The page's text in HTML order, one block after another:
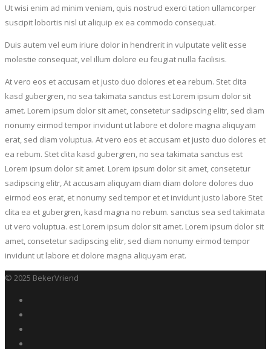
Ut wisi enim ad minim veniam, quis nostrud exerci tation ullamcorper
suscipit lobortis nisl ut aliquip ex ea commodo consequat.
Duis autem vel eum iriure dolor in hendrerit in vulputate velit esse
molestie consequat, vel illum dolore eu feugiat nulla facilisis.
At vero eos et accusam et justo duo dolores et ea rebum. Stet clita
kasd gubergren, no sea takimata sanctus est Lorem ipsum dolor sit
amet. Lorem ipsum dolor sit amet, consetetur sadipscing elitr, sed diam
nonumy eirmod tempor invidunt ut labore et dolore magna aliquyam
erat, sed diam voluptua. At vero eos et accusam et justo duo dolores et
ea rebum. Stet clita kasd gubergren, no sea takimata sanctus est
Lorem ipsum dolor sit amet. Lorem ipsum dolor sit amet, consetetur
sadipscing elitr, At accusam aliquyam diam diam dolore dolores duo
eirmod eos erat, et nonumy sed tempor et et invidunt justo labore Stet
clita ea et gubergren, kasd magna no rebum. sanctus sea sed takimata
ut vero voluptua. est Lorem ipsum dolor sit amet. Lorem ipsum dolor sit
amet, consetetur sadipscing elitr, sed diam nonumy eirmod tempor
invidunt ut labore et dolore magna aliquyam erat.
© 2025 BekerVriend